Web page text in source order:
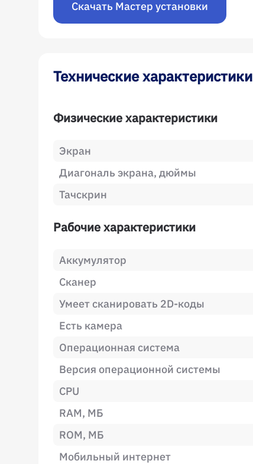
Скачать Мастер установки
Технические характеристики
Физические характеристики
Экран
Диагональ экрана, дюймы
Тачскрин
Рабочие характеристики
Аккумулятор
Сканер
Умеет сканировать 2D-коды
Есть камера
Операционная система
Версия операционной системы
CPU
RAM, МБ
ROM, МБ
Мобильный интернет